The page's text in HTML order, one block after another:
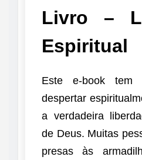
Livro –
Espiritual
Este e-book tem
despertar
a verdadeira
de Deus. Muitas
presas às